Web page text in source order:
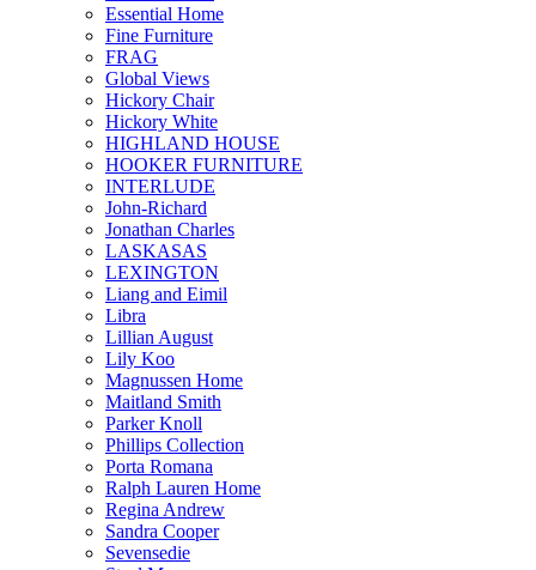
Essential Home
Fine Furniture
FRAG
Global Views
Hickory Chair
Hickory White
HIGHLAND HOUSE
HOOKER FURNITURE
INTERLUDE
John-Richard
Jonathan Charles
LASKASAS
LEXINGTON
Liang and Eimil
Libra
Lillian August
Lily Koo
Magnussen Home
Maitland Smith
Parker Knoll
Phillips Collection
Porta Romana
Ralph Lauren Home
Regina Andrew
Sandra Cooper
Sevensedie